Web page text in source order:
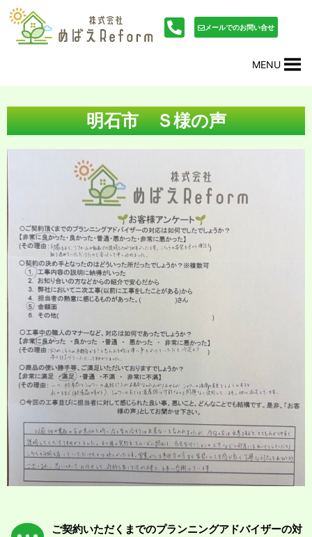
メールでのお問い合せ
MENU
明石市 Ｓ様の声
ご契約いただくまでのプランニングアドバイザーの対
ョ
ン